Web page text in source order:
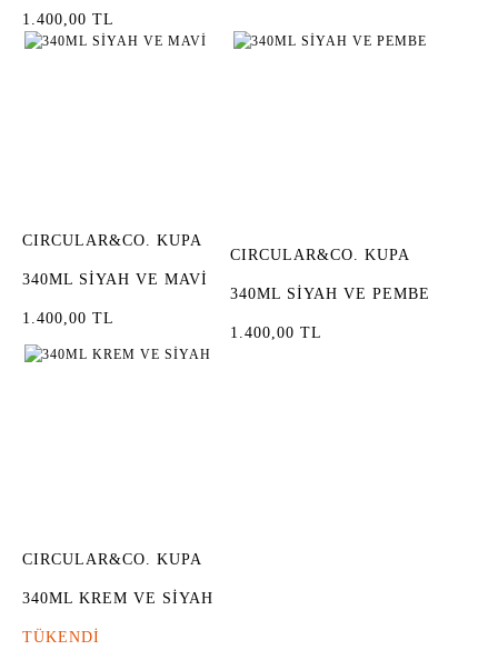
1.400,00 TL
CIRCULAR&CO. KUPA
340ML SİYAH VE MAVİ
1.400,00 TL
CIRCULAR&CO. KUPA
340ML SİYAH VE PEMBE
1.400,00 TL
CIRCULAR&CO. KUPA
340ML KREM VE SİYAH
TÜKENDİ